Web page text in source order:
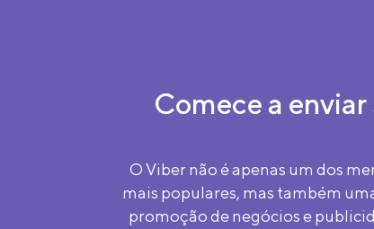
Comece a enviar
O Viber não é apenas um dos
mais populares, mas também
promoção de negócios e